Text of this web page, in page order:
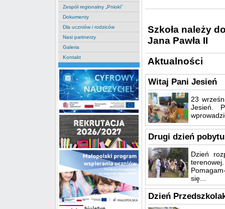
Zespół regionalny „Pnioki”
Dokumenty
Dla uczniów i rodziców
Nasi partnerzy
Galeria
Kontakt
Szkoła należy
Jana Pawła II
Aktualności
Witaj Pani Jesień
23
Jesień.
Drugi dzień
Dzień
się...
Dzień